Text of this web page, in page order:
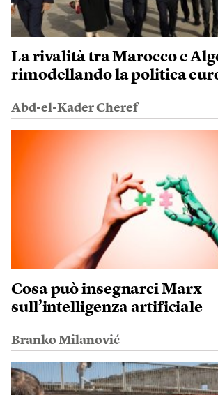
La rivalità tra Marocco e
rimodellando la politica
Abd-el-Kader Cheref
Cosa può insegnarci Marx
sull’intelligenza artificiale
Branko Milanović